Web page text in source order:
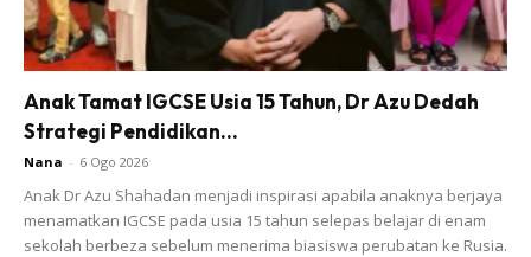
Berikut merupakan bahan-bahan diperlukan
Anak Tamat IGCSE Usia 15 Tahun, Dr Azu Dedah
Strategi Pendidikan...
Nana - 6 Ogo 2026
Anak Dr Azu Shahadan menjadi inspirasi apabila anaknya berjaya
menamatkan IGCSE pada usia 15 tahun selepas belajar di enam
sekolah berbeza sebelum menerima biasiswa perubatan ke Rusia.